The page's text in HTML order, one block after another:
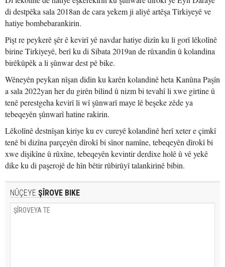
di destpêka sala 2018an de cara yekem ji aliyê artêşa Tirkiyeyê ve
hatiye bombebarankirin.
Pişt re peykerê şêr ê kevirî yê navdar hatiye dizîn ku li gorî lêkolînê
birine Tirkiyeyê, berî ku di Sibata 2019an de rûxandin û kolandina
birêkûpêk a li şûnwar dest pê bike.
Wêneyên peykan nîşan didin ku karên kolandinê heta Kanûna Paşîn
a sala 2022yan her du girên bilind û nizm bi tevahî li xwe girtine û
tenê perestgeha kevirî li wî şûnwarî maye lê beşeke zêde ya
tebeqeyên şûnwarî hatine rakirin.
Lêkolînê destnîşan kiriye ku ev cureyê kolandinê herî xeter e çimkî
tenê bi dizîna parçeyên dîrokî bi sînor namîne, tebeqeyên dîrokî bi
xwe dişikîne û rûxîne, tebeqeyên kevintir derdixe holê û vê yekê
dike ku di paşerojê de hîn bêtir rûbirûyî talankirinê bibin.
NÛÇEYE ŞÎROVE BIKE